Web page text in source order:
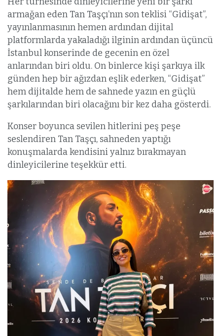
armağan eden Tan Taşçı’nın son teklisi “Gidişat”,
yayınlanmasının hemen ardından dijital
platformlarda yakaladığı ilginin ardından üçüncü
İstanbul konserinde de gecenin en özel
anlarından biri oldu. On binlerce kişi şarkıya ilk
günden hep bir ağızdan eşlik ederken, “Gidişat”
hem dijitalde hem de sahnede yazın en güçlü
şarkılarından biri olacağını bir kez daha gösterdi.
Konser boyunca sevilen hitlerini peş peşe
seslendiren Tan Taşçı, sahneden yaptığı
konuşmalarda kendisini yalnız bırakmayan
dinleyicilerine teşekkür etti.